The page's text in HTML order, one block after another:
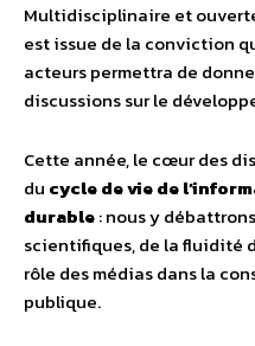
Multidisciplinaire et
est issue de la conviction
acteurs permettra de
discussions sur le
Cette année, le cœur des
du cycle de vie de
durable: nous y
scientifiques, de la fluidité
rôle des médias dans la
publique.